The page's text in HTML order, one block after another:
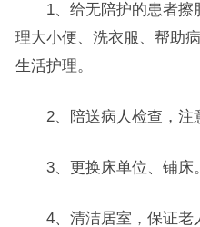
1、给无陪护的患者擦
理大小便、洗衣服、帮助
生活护理。
2、陪送病人检查，注
3、更换床单位、铺床。
4、清洁居室，保证老